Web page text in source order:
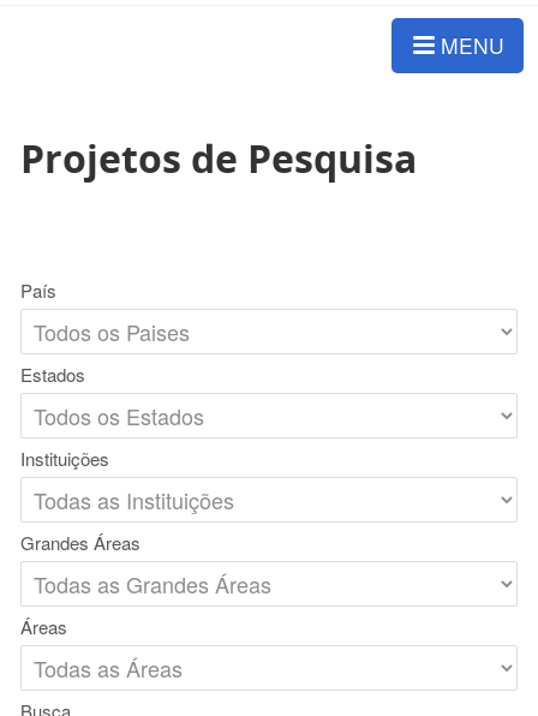
MENU
Projetos de Pesquisa
País
Estados
Instituições
Grandes Áreas
Áreas
Busca